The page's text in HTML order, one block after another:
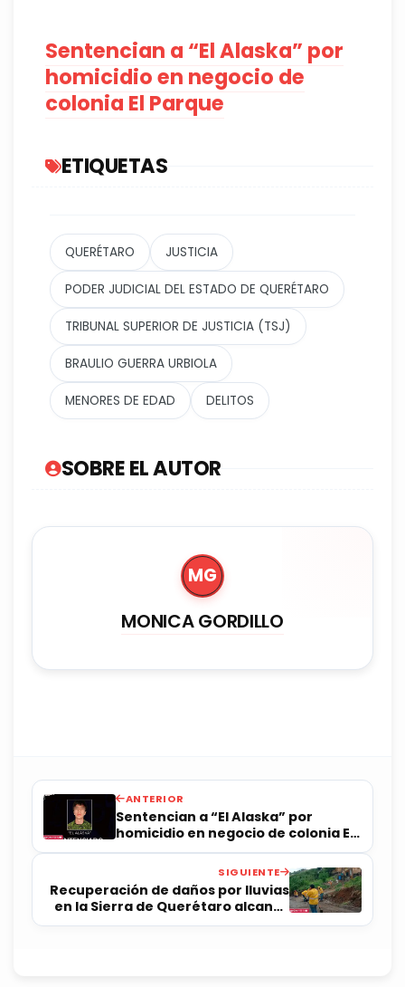
Sentencian a “El Alaska” por
homicidio en negocio de
colonia El Parque
ETIQUETAS
QUERÉTARO JUSTICIA
PODER JUDICIAL DEL ESTADO DE QUERÉTARO
TRIBUNAL SUPERIOR DE JUSTICIA (TSJ)
BRAULIO GUERRA URBIOLA
MENORES DE EDAD DELITOS
SOBRE EL AUTOR
MG
MONICA GORDILLO
ANTERIOR
Sentencian a “El Alaska” por
homicidio en negocio de colonia El
Parque
SIGUIENTE
Recuperación de daños por lluvias
en la Sierra de Querétaro alcanza
96%